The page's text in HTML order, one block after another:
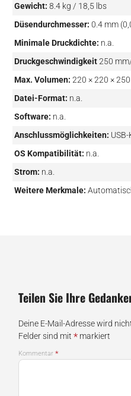
Gewicht: 8.4 kg / 18,5 lbs
Düsendurchmesser: 0.4 mm
Minimale Druckdichte: n.a.
Druckgeschwindigkeit 250
Max. Volumen: 220 × 220 ×
Datei-Format: n.a.
Software: n.a.
Anschlussmöglichkeiten: USB-
OS Kompatibilität: n.a.
Strom: n.a.
Weitere Merkmale:
Teilen Sie Ihre
Deine E-Mail-Adresse wird
Felder sind mit *markiert
Kommentar *